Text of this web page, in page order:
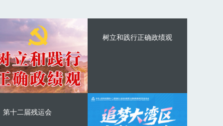
树立和践行正确政绩观
第十二届残运会